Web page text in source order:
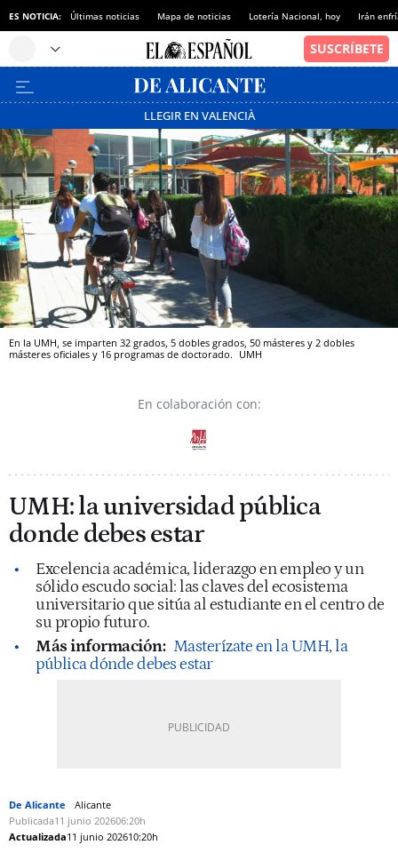
ES NOTICIA: Últimas noticias Mapa de noticias Lotería Nacional, hoy Irán
LLEGIR EN VALENCIÀ
En la UMH, se imparten 32 grados, 5 dobles grados, 50 másteres y 2 dobles
másteres oficiales y 16 programas de doctorado. UMH
En colaboración con:
UMH: la universidad pública
donde debes estar
Excelencia académica, liderazgo en empleo y un
sólido escudo social: las claves del ecosistema
universitario que sitúa al estudiante en el centro de
su propio futuro.
Más información: Masterízate en la UMH, la
pública dónde debes estar
De Alicante
Alicante
Publicada11 junio 202606:20h
Actualizada11 junio 202610:20h